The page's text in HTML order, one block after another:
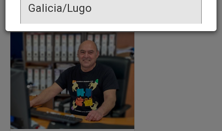
Galicia/Lugo
Galicia/Coruña
Galicia/Pontevedra
Galicia/Ourense
Municipio de Madrid
Comunidad de Madrid